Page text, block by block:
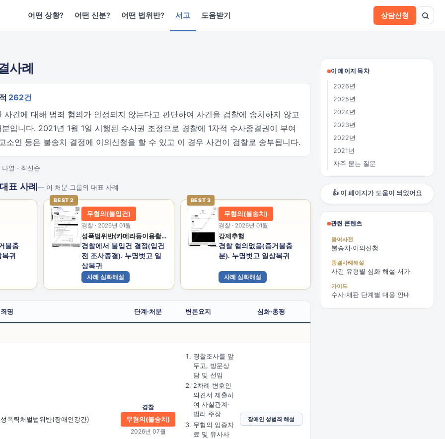
어떤 상황? 어떤 신분? 어떤 법위반? 서고 도움받기 상담신청
사례
262건
사건에 대해 범죄 혐의가 인정되지 않는다고 판단하여 사건을 검찰에 송치하지 않고
입니다. 2021년 1월 1일 시행된 수사권 조정으로 경찰에 1차적 수사종결권이 부여
소인 등은 불송치 결정에 이의신청을 할 수 있고 이 경우 사건이 검찰로 송부됩니다.
열 · 최신순
표 사례 — 이 처분 그룹의 대표 사례
불충
귀
BEST 2
무혐의(불입건)
경찰 · 2026년 01월
성폭법위반(카메라등이용촬영)
경찰에서 불입건 결정(입건
전 조사종결). 누명벗고 일
상복귀
사례 심화해설
BEST 3
무혐의(불송치)
경찰 · 2026년 01월
강제추행
경찰 혐의없음(증거불충
분). 누명벗고 일상복귀
사례 심화해설
죄명 단계·처분 변론요지 심화·총평
성폭력처벌법위반(장애인강간)
경찰
무혐의(불송치)
2026년 07월
경찰조사를 앞
두고, 방문상
담 및 선임
2차례 변호인
의견서 제출하
여 사실관계·
법리 주장
무혐의 입증자
료 및 유사사
장애인 성범죄 해설
이 페이지 목차
2026년
2025년
2024년
2023년
2022년
2021년
자주 묻는 질문
👍 이 페이지가 도움이 되었어요
관련 콘텐츠
용어사전
불송치·이의신청
종결사례해설
사건 유형별 심화 해설 서가
가이드
수사·재판 단계별 대응 안내